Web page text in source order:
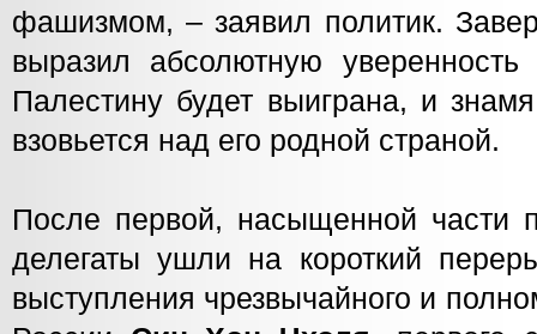
фашизмом, – заявил политик.
выразил абсолютную
Палестину будет выиграна, и
взовьется над его родной страной.
После первой, насыщенной части
делегаты ушли на короткий
выступления чрезвычайного и